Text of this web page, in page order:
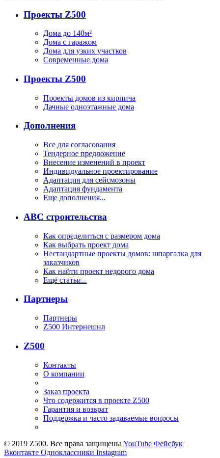
Проекты Z500
Дома до 140м²
Дома с гаражом
Дома для узких участков
Современные дома
Проекты Z500
Проекты домов из кирпича
Дачные одноэтажные дома
Дополнения
Все для согласования
Тендерное предложение
Внесение изменений в проект
Индивидуальное проектирование
Адаптация для сейсмозоны
Адаптация фундамента
Еще дополнения...
ABC строительства
Как определиться с размером дома
Как выбрать проект дома
Нестандартные проекты домов: шпаргалка для
заказчиков
Как найти проект недорого дома
Ещё статьи...
Партнеры
Партнеры
Z500 Интернешнл
Z500
Контакты
О компании
Заказ проекта
Что содержится в проекте Z500
Гарантия и возврат
Поддержка и часто задаваемые вопросы
© 2019 Z500. Все права защищены YouTube Фейсбук
Вконтакте Одноклассники Instagram